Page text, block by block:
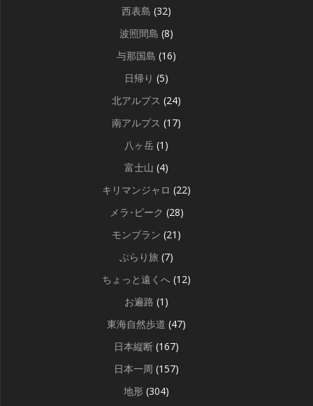
西表島 (32)
波照間島 (8)
与那国島 (16)
日帰り (5)
北アルプス (24)
南アルプス (17)
八ヶ岳 (1)
富士山 (4)
キリマンジャロ (22)
メラ･ピーク (28)
モンブラン (21)
ぶらり旅 (7)
ちょっと遠くへ (12)
お遍路 (1)
東海自然歩道 (47)
日本縦断 (167)
日本一周 (157)
地形 (304)